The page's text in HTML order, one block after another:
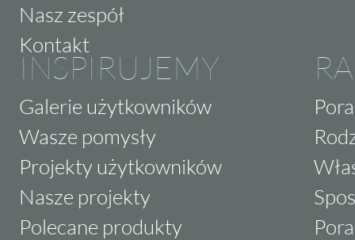
Nasz zespół
Kontakt
INSPIRUJEMY
Galerie użytkowników
Wasze pomysły
Projekty użytkowników
Nasze projekty
Polecane produkty